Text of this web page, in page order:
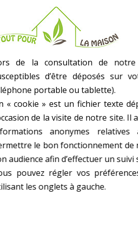
- Equipé D Un Clapet
- Raccord 1'' En Laiton
- Poids Net : 2,1Kg
- Poids kg(environ) : 1.9
PRODUITS DANS
de la consultation de
d’être déposés sur
portable ou tablette).
« cookie » est un fichier texte
de la visite de notre site.
anonymes
le bon fonctionnement de
audience afin d’effectuer un
pouvez régler vos
les onglets à gauche.